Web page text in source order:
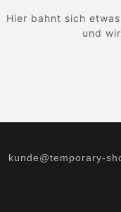
Hier bahnt sich
und
kunde@temporary-